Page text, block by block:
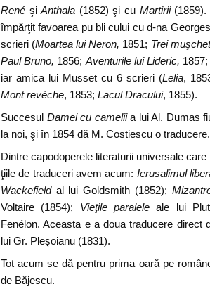
René şiAnthala (1852) şi cuMartirii(1859).
împărţit favoarea pu bli cului cu d-na
scrieri (Moartea lui Neron, 1851; Trei
Paul Bruno, 1856; Aventurile lui Lideric,
iar amica lui Musset cu 6 scrieri (Lelia,
Mont revèche, 1853; Lacul Dracului, 1855).
Succesul Damei cu cameliia lui Al. Dumas
la noi, şi în 1854 dă M. Costiescu o traducere.
Dintre capodoperele literaturii universale
ţiile de traduceri avem acum: Ierusalimul
Wackefieldal lui Goldsmith (1852);
Voltaire (1854); Vieţile paralele ale lui
Fenélon. Aceasta e a doua traducere direct
lui Gr. Pleşoianu (1831).
Tot acum se dă pentru prima oară pe
de Băjescu.